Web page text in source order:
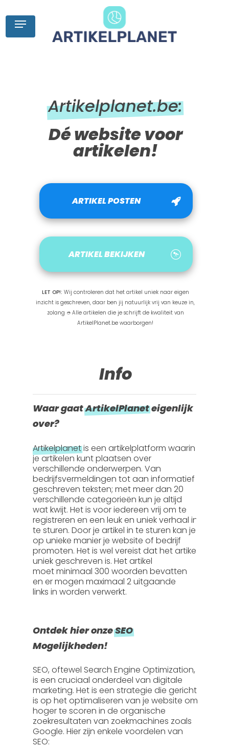
content
Menu
Artikelplanet.be:
Dé website voor
artikelen!
ARTIKEL POSTEN
ARTIKEL BEKIJKEN
LET OP!: Wij controleren dat het artikel uniek naar eigen
inzicht is geschreven, daar ben jij natuurlijk vrij van keuze in,
zolang ➮ Alle artikelen die je schrijft de kwaliteit van
ArtikelPlanet.be waarborgen!
Info
Waar gaatArtikelPlaneteigenlijk
over?
Artikelplanetis een artikelplatform waarin
je artikelen kunt plaatsen over
verschillende onderwerpen. Van
bedrijfsvermeldingen tot aan informatief
geschreven teksten; met meer dan 20
verschillende categorieën kun je altijd
wat kwijt. Het is voor iedereen vrij om te
registreren en een leuk en uniek verhaal in
te sturen. Door je artikel in te sturen kan je
op unieke manier je website of bedrijf
promoten. Het is wel vereist dat het artikel
uniek geschreven is. Het artikel
moetminimaal 300 woorden bevatten
en er mogenmaximaal 2 uitgaande
links in worden verwerkt.
Ontdek hier onzeSEO
Mogelijkheden!
SEO, oftewel Search Engine Optimization,
is een cruciaal onderdeel van digitale
marketing. Het is een strategie die gericht
is op het optimaliseren van je website om
hoger te scoren in de organische
zoekresultaten van zoekmachines zoals
Google. Hier zijn enkele voordelen van
SEO: